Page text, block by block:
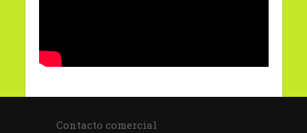
Contacto comercial